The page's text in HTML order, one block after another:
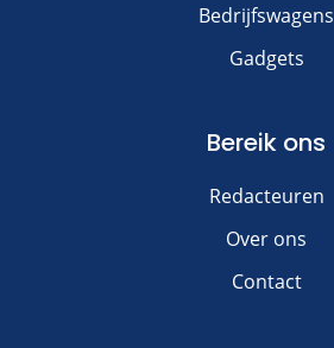
Bedrijfswagens
Gadgets
Bereik ons
Redacteuren
Over ons
Contact